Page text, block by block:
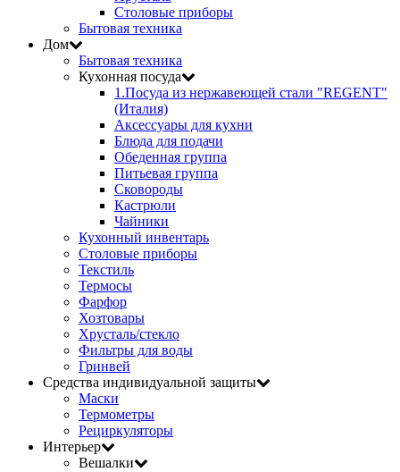
Столовые приборы
Бытовая техника
Дом
Бытовая техника
Кухонная посуда
1.Посуда из нержавеющей стали "REGENT"
(Италия)
Аксессуары для кухни
Блюда для подачи
Обеденная группа
Питьевая группа
Сковороды
Кастрюли
Чайники
Кухонный инвентарь
Столовые приборы
Текстиль
Термосы
Фарфор
Хозтовары
Хрусталь/стекло
Фильтры для воды
Гринвей
Средства индивидуальной защиты
Маски
Термометры
Рециркуляторы
Интерьер
Вешалки